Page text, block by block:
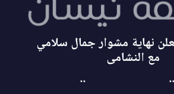
نهاية مشوار جمال سلامي
مع النشامى
..
..